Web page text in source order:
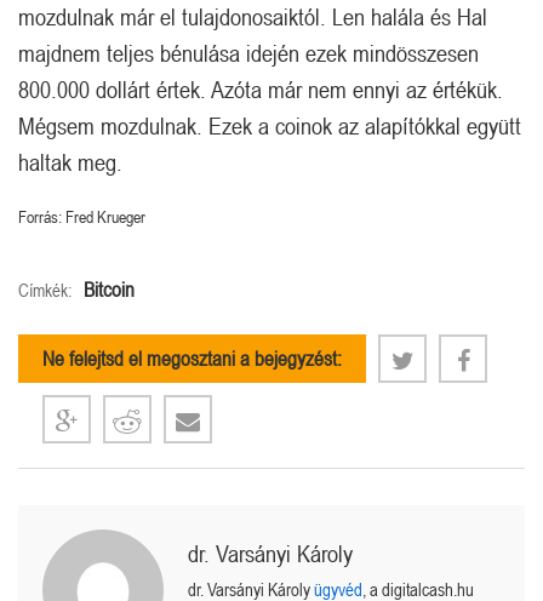
mozdulnak már el tulajdonosaiktól. Len halála és Hal
majdnem teljes bénulása idején ezek mindösszesen
800.000 dollárt értek. Azóta már nem ennyi az értékük.
Mégsem mozdulnak. Ezek a coinok az alapítókkal együtt
haltak meg.
Forrás: Fred Krueger
Címkék: Bitcoin
Ne felejtsd el megosztani a bejegyzést:
dr. Varsányi Károly
dr. Varsányi Károlyügyvéd , a digitalcash.hu